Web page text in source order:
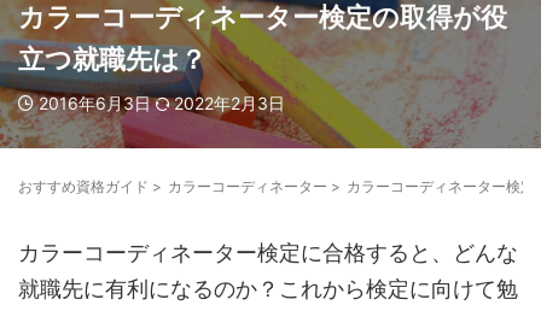
カラーコーディネーター検定の取得が役
立つ就職先は？
2016年6月3日 2022年2月3日
おすすめ資格ガイド > カラーコーディネーター > カラーコーディネーター検
カラーコーディネーター検定に合格すると、どんな
就職先に有利になるのか？これから検定に向けて勉